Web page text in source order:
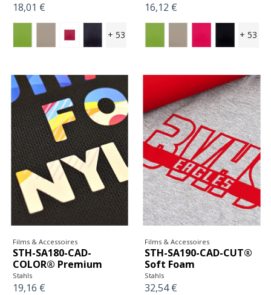
18,01 €
+ 53
16,12 €
+ 53
Films & Accessoires
STH-SA180-CAD-
COLOR® Premium
Stahls
19,16 €
Films & Accessoires
STH-SA190-CAD-CUT®
Soft Foam
Stahls
32,54 €